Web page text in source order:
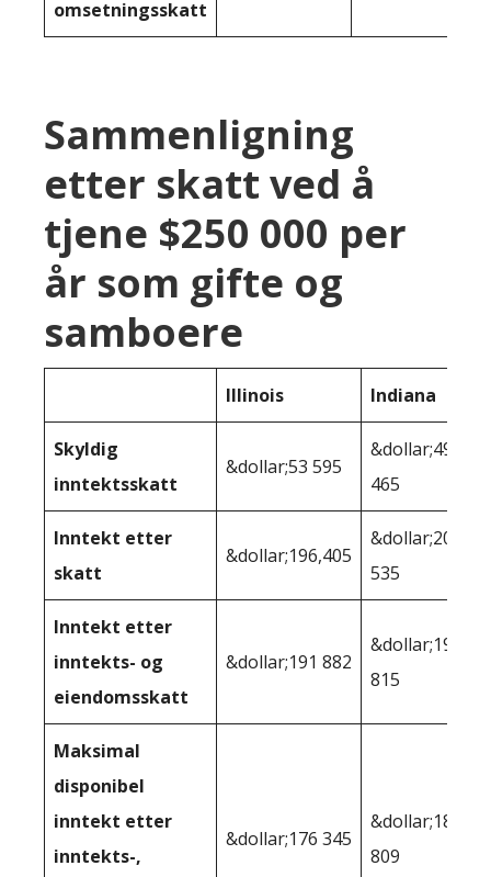
omsetningsskatt
Sammenligning
etter skatt ved å
tjene $250 000 per
år som gifte og
samboere
Illinois Indiana
Skyldig
inntektsskatt
&dollar;53 595
&dollar;49
465
Inntekt etter
skatt
&dollar;196,405
&dollar;200
535
Inntekt etter
inntekts- og
eiendomsskatt
&dollar;191 882
&dollar;198
815
Maksimal
disponibel
inntekt etter
inntekts-,
&dollar;176 345
&dollar;185
809